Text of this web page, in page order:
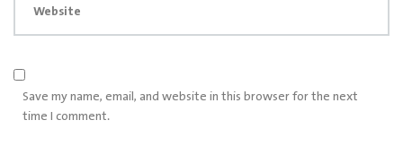
Website
Save my name, email, and website in this browser for the next
time I comment.